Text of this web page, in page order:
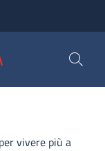
vivere più a